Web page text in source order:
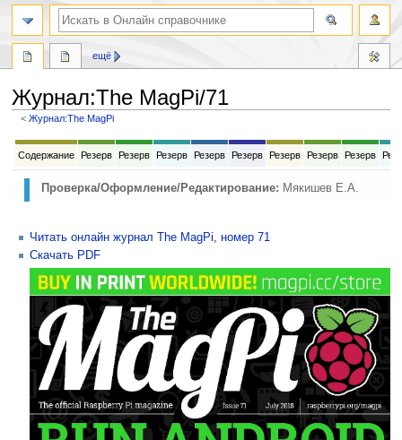
Журнал:The MagPi/71
<Журнал:The MagPi
Перейти
навигации
Перейти
поиску
Содержание Резерв Резерв Резерв Резерв Резерв Резерв Резерв Резерв
Проверка/Оформление/Редактирование: Мякишев Е.А.
Читать онлайн журнал The MagPi, номер 71
Скачать PDF
ещё